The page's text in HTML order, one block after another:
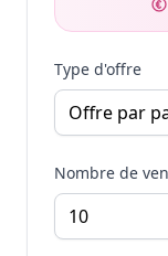
Type d'offre
Nombre de